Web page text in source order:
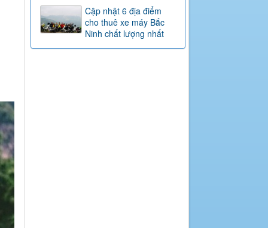
Cập nhật 6 địa điểm
cho thuê xe máy Bắc
Ninh chất lượng nhất